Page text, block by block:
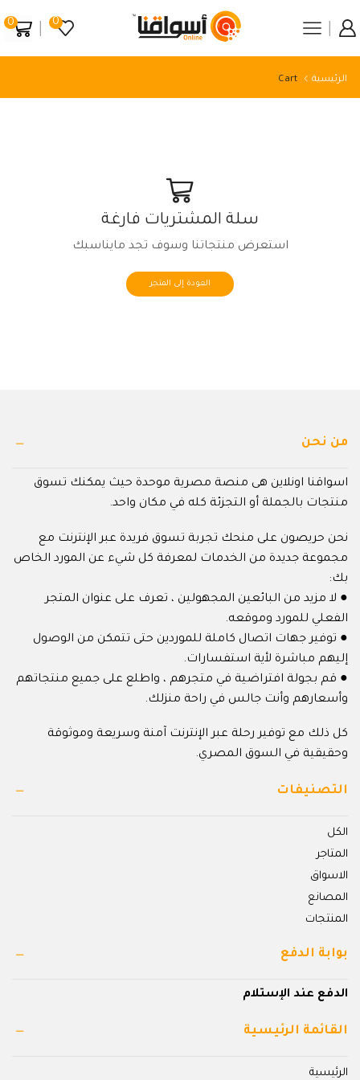
0
0
الرئيسية Cart
سلة المشتريات فارغة
استعرض منتجاتنا وسوف تجد مايناسبك
العودة إلى المتجر
من نحن
اسواقنا اونلاين هى منصة مصرية موحدة حيث يمكنك تسوق
منتجات بالجملة أو التجزئة كله في مكان واحد.
نحن حريصون على منحك تجربة تسوق فريدة عبر الإنترنت مع
مجموعة جديدة من الخدمات لمعرفة كل شيء عن المورد الخاص
بك:
● لا مزيد من البائعين المجهولين ، تعرف على عنوان المتجر
الفعلي للمورد وموقعه.
● توفير جهات اتصال كاملة للموردين حتى تتمكن من الوصول
إليهم مباشرة لأية استفسارات.
● قم بجولة افتراضية في متجرهم ، واطلع على جميع منتجاتهم
وأسعارهم وأنت جالس في راحة منزلك.
كل ذلك مع توفير رحلة عبر الإنترنت آمنة وسريعة وموثوقة
وحقيقية في السوق المصري.
التصنيفات
الكل
المتاجر
الاسواق
المصانع
المنتجات
بوابة الدفع
الدفع عند الإستلام
القائمة الرئيسية
الرئيسية